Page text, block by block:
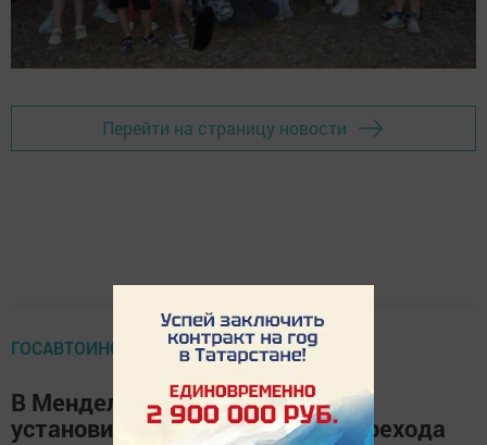
Перейти на страницу новости
ГОСАВТОИНСПЕКЦИЯ
В Менделеевске дополнительно
установили два пешеходных перехода